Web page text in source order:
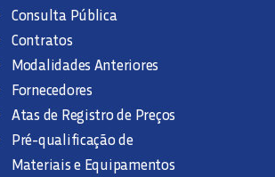
Consulta Pública
Contratos
Modalidades Anteriores
Fornecedores
Atas de Registro de Preços
Pré-qualificação de
Materiais e Equipamentos